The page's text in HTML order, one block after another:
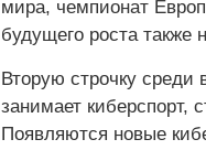
мира, чемпионат
будущего роста
Вторую строчку среди
занимает киберспорт,
Появляются новые